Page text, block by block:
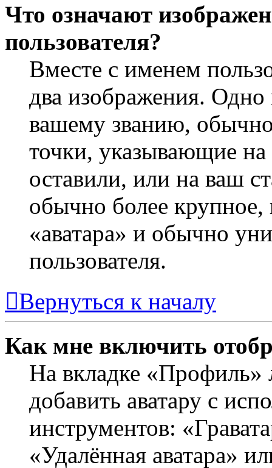
Что означают
пользователя?
Вместе с именем
два изображения.
вашему званию, обычно
точки, указывающие
оставили, или на ваш
обычно более крупное,
«аватара» и обычно
пользователя.
Вернуться к началу
Как мне включить
На вкладке «Профиль»
добавить аватару с
инструментов:
«Удалённая аватара»